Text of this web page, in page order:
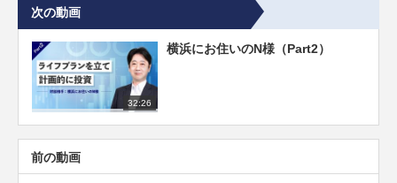
次の動画
32:26
横浜にお住いのN様（Part2）
前の動画